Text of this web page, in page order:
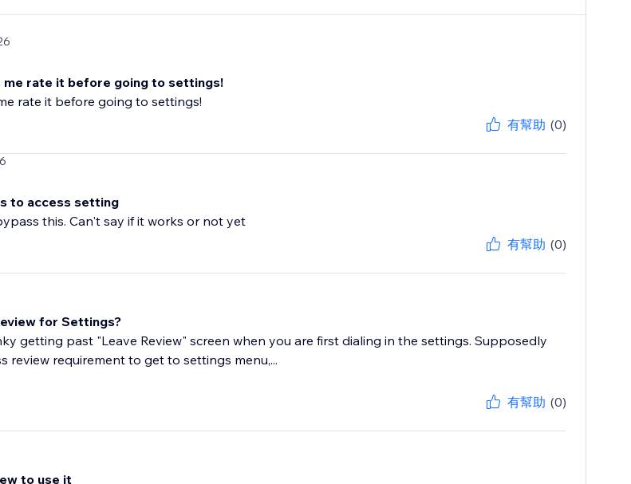
rate it before going to settings!
rate it before going to settings!
有幫助 (0)
to access setting
this. Can't say if it works or not yet
有幫助 (0)
for Settings?
getting past "Leave Review" screen when you are first dialing in the settings. Supposedly
review requirement to get to settings menu,...
有幫助 (0)
to use it